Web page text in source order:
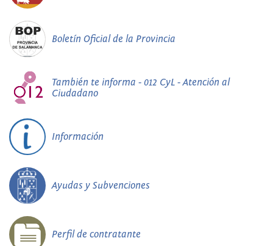
Boletín Oficial de la Provincia
También te informa - 012 CyL - Atención al
Ciudadano
Información
Ayudas y Subvenciones
Perfil de contratante